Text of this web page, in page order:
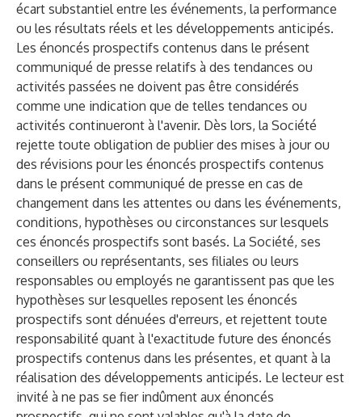
écart substantiel entre les événements, la performance
ou les résultats réels et les développements anticipés.
Les énoncés prospectifs contenus dans le présent
communiqué de presse relatifs à des tendances ou
activités passées ne doivent pas être considérés
comme une indication que de telles tendances ou
activités continueront à l'avenir. Dès lors, la Société
rejette toute obligation de publier des mises à jour ou
des révisions pour les énoncés prospectifs contenus
dans le présent communiqué de presse en cas de
changement dans les attentes ou dans les événements,
conditions, hypothèses ou circonstances sur lesquels
ces énoncés prospectifs sont basés. La Société, ses
conseillers ou représentants, ses filiales ou leurs
responsables ou employés ne garantissent pas que les
hypothèses sur lesquelles reposent les énoncés
prospectifs sont dénuées d'erreurs, et rejettent toute
responsabilité quant à l'exactitude future des énoncés
prospectifs contenus dans les présentes, et quant à la
réalisation des développements anticipés. Le lecteur est
invité à ne pas se fier indûment aux énoncés